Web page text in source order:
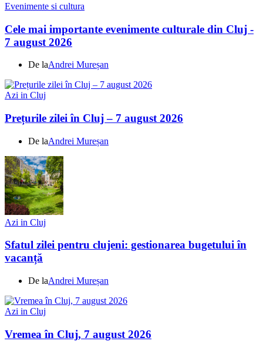
Evenimente si cultura
Cele mai importante evenimente culturale din Cluj -
7 august 2026
De laAndrei Mureșan
Azi in Cluj
Prețurile zilei în Cluj – 7 august 2026
De laAndrei Mureșan
Azi in Cluj
Sfatul zilei pentru clujeni: gestionarea bugetului în
vacanță
De laAndrei Mureșan
Azi in Cluj
Vremea în Cluj, 7 august 2026